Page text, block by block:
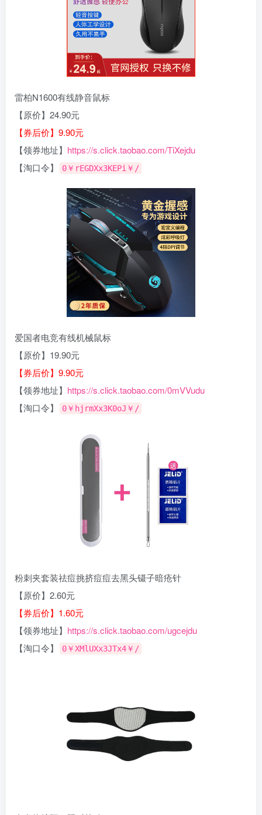
雷柏N1600有线静音鼠标
【原价】24.90元
【券后价】9.90元
【领券地址】 https://s.click.taobao.com/TiXejdu
【淘口令】
0￥rEGDXx3KEPi￥/
爱国者电竞有线机械鼠标
【原价】19.90元
【券后价】9.90元
【领券地址】 https://s.click.taobao.com/0mVVudu
【淘口令】
0￥hjrmXx3K0oJ￥/
粉刺夹套装祛痘挑挤痘痘去黑头镊子暗疮针
【原价】2.60元
【券后价】1.60元
【领券地址】 https://s.click.taobao.com/ugcejdu
【淘口令】
0￥XMlUXx3JTx4￥/